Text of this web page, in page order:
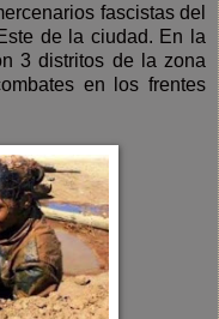
fascistas del
de la ciudad. En la
3 distritos de la zona
en los frentes